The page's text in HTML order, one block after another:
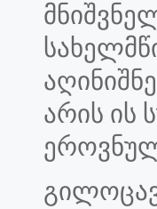
არის ის